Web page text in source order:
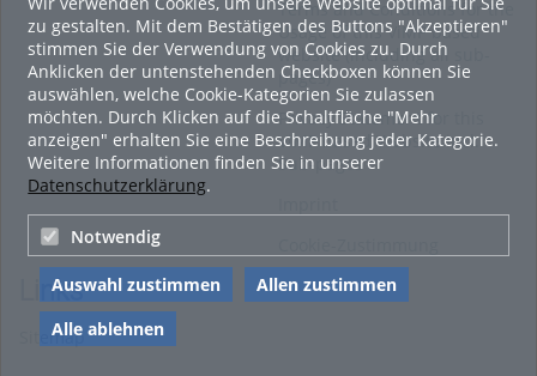
zu gestalten. Mit dem Bestätigen des Buttons "Akzeptieren"
stimmen Sie der Verwendung von Cookies zu. Durch
Anklicken der untenstehenden Checkboxen können Sie
auswählen, welche Cookie-Kategorien Sie zulassen
möchten. Durch Klicken auf die Schaltfläche "Mehr
anzeigen" erhalten Sie eine Beschreibung jeder Kategorie.
Weitere Informationen finden Sie in unserer
Datenschutzerklärung.
Notwendig
Auswahl zustimmen
Allen zustimmen
Alle ablehnen
Terms and Conditions for the
Usage of this ViMP based
website (including all sub-
pages)
Privacy Statement for this
ViMP based Website incl.
Sub-pages
Links
Sitemap